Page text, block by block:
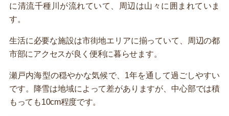
に清流千種川が流れていて、周辺は山々に囲まれていま
す。
生活に必要な施設は市街地エリアに揃っていて、周辺の都
市部にアクセスが良く便利に暮らせます。
瀬戸内海型の穏やかな気候で、1年を通して過ごしやすい
です。降雪は地域によって差がありますが、中心部では積
もっても10cm程度です。